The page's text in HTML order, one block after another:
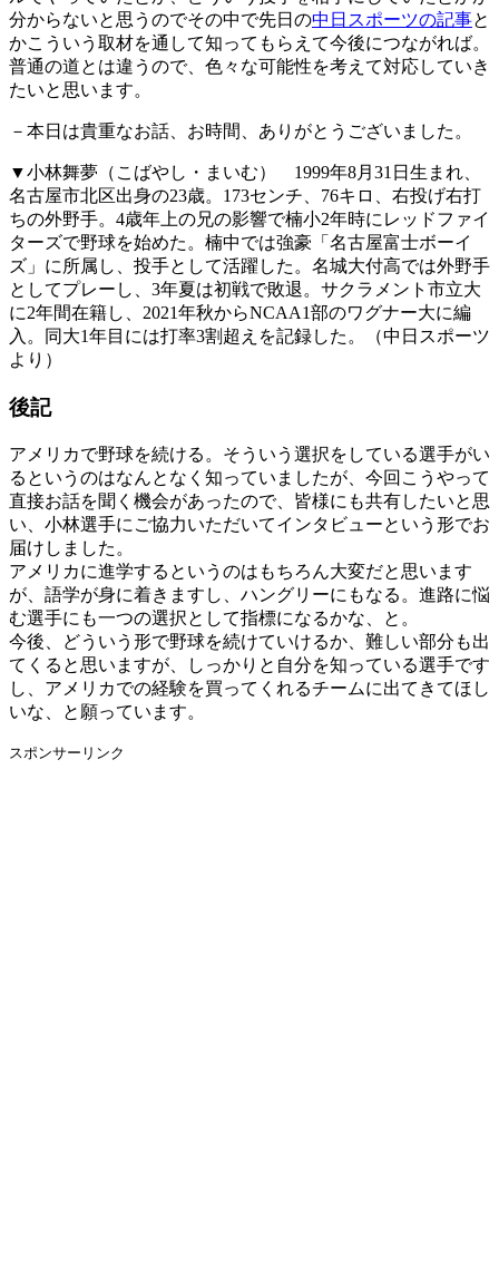
分からないと思うのでその中で先日の中日スポーツの記事と
かこういう取材を通して知ってもらえて今後につながれば。
普通の道とは違うので、色々な可能性を考えて対応していき
たいと思います。
－本日は貴重なお話、お時間、ありがとうございました。
▼小林舞夢（こばやし・まいむ） 1999年8月31日生まれ、
名古屋市北区出身の23歳。173センチ、76キロ、右投げ右打
ちの外野手。4歳年上の兄の影響で楠小2年時にレッドファイ
ターズで野球を始めた。楠中では強豪「名古屋富士ボーイ
ズ」に所属し、投手として活躍した。名城大付高では外野手
としてプレーし、3年夏は初戦で敗退。サクラメント市立大
に2年間在籍し、2021年秋からNCAA1部のワグナー大に編
入。同大1年目には打率3割超えを記録した。（中日スポーツ
より）
後記
アメリカで野球を続ける。そういう選択をしている選手がい
るというのはなんとなく知っていましたが、今回こうやって
直接お話を聞く機会があったので、皆様にも共有したいと思
い、小林選手にご協力いただいてインタビューという形でお
届けしました。
アメリカに進学するというのはもちろん大変だと思います
が、語学が身に着きますし、ハングリーにもなる。進路に悩
む選手にも一つの選択として指標になるかな、と。
今後、どういう形で野球を続けていけるか、難しい部分も出
てくると思いますが、しっかりと自分を知っている選手です
し、アメリカでの経験を買ってくれるチームに出てきてほし
いな、と願っています。
スポンサーリンク